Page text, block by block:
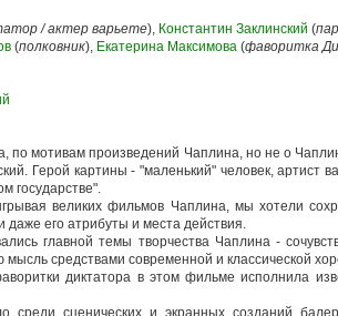
/ актер варьете), Константин Заклинский (
(полковник), Екатерина Максимова (фаворитка
по мотивам произведений Чаплина, но не о
Герой картины - "маленький" человек, артист
государстве".
великих фильмов Чаплина, мы хотели
даже его атрибуты и места действия.
главной темы творчества Чаплина -
мысль средствами современной и классической
диктатора в этом фильме исполнила
среди сценических и экранных созданий